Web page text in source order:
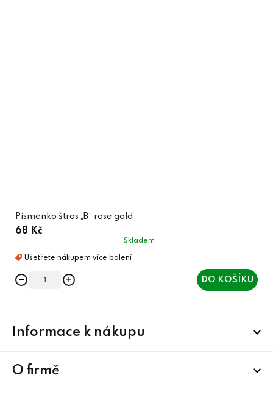
Písmenko štras „B“ rose gold
68 Kč
Skladem
DO KOŠÍKU
Informace k nákupu
O firmě